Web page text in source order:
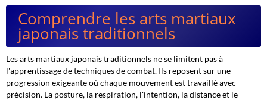
Comprendre les arts martiaux
japonais traditionnels
Les arts martiaux japonais traditionnels ne se limitent pas à
l'apprentissage de techniques de combat. Ils reposent sur une
progression exigeante où chaque mouvement est travaillé avec
précision. La posture, la respiration, l'intention, la distance et le